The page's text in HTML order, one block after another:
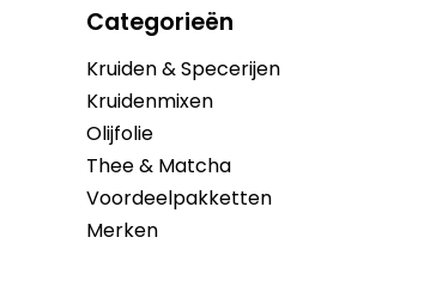
Categorieën
Kruiden & Specerijen
Kruidenmixen
Olijfolie
Thee & Matcha
Voordeelpakketten
Merken